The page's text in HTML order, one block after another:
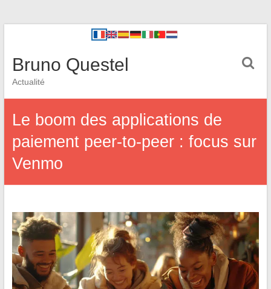
Bruno Questel
Actualité
Le boom des applications de
paiement peer-to-peer : focus sur
Venmo